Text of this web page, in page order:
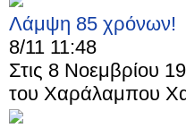
Λάμψη 85 χρόνων!
8/11 11:48
Στις 8 Νοεμβρίου
του Χαράλαμπου